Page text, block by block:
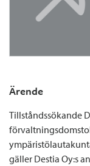
Ärende
Tillståndssökande
gäller Destia Oy:s